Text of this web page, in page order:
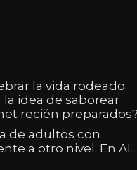
la vida rodeado
idea de saborear
recién
de adultos con
a otro nivel. En AL